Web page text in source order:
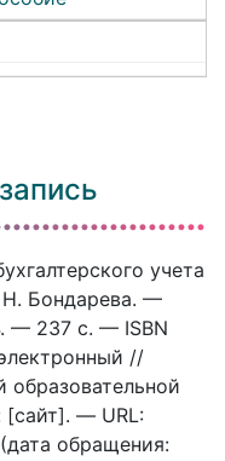
учета
Н. Бондарева. —
— 237 c. — ISBN
//
[сайт]. — URL:
обращения: